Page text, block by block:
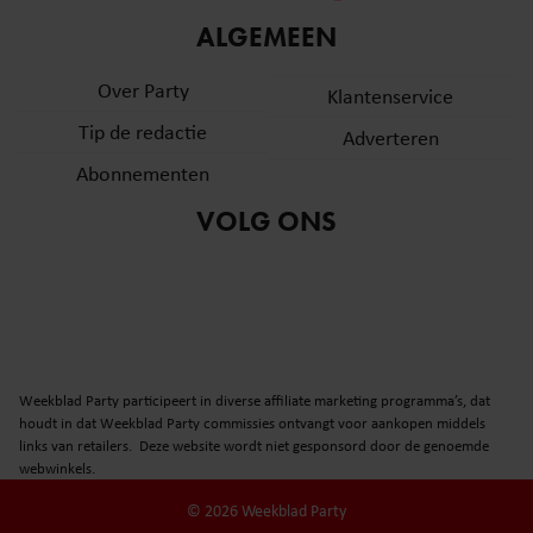
partners voor social media, adverteren en analyse. Deze
informatie die u aan ze heeft verstrekt of die ze hebben
verzameld op basis van uw gebruik van hun services. U
gebruiken.
ALGEMEEN
Over Party
Tip de redactie
Abonnementen
Klantenservice
Adverteren
VOLG ONS
Weekblad Party participeert in diverse affiliate marketing programma’s, dat
houdt in dat Weekblad Party commissies ontvangt voor aankopen middels
links van retailers. Deze website wordt niet gesponsord door de genoemde
webwinkels.
© 2026 Weekblad Party